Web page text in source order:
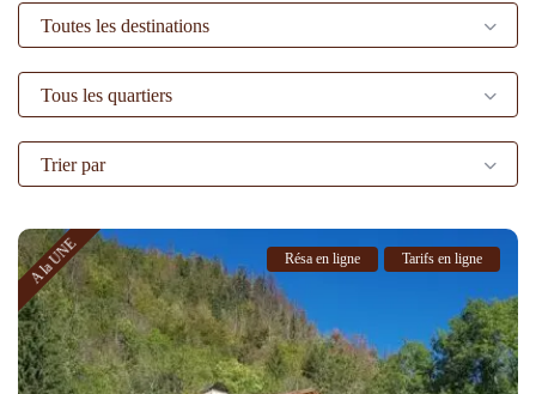
Toutes les destinations
Tous les quartiers
Trier par
A la UNE Résa en ligne Tarifs en ligne